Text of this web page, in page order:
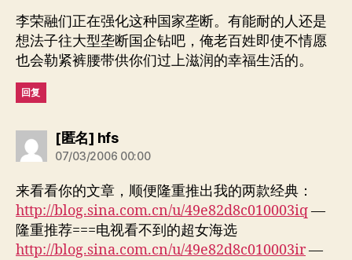
李荣融们正在强化这种国家垄断。有能耐的人还是
想法子往大型垄断国企钻吧，俺老百姓即使不情愿
也会勒紧裤腰带供你们过上滋润的幸福生活的。
回复
[匿名] hfs说：
07/03/2006 00:00
来看看你的文章，顺便隆重推出我的两款经典：
http://blog.sina.com.cn/u/49e82d8c010003iq—
隆重推荐===电视看不到的超女海选
http://blog.sina.com.cn/u/49e82d8c010003ir—